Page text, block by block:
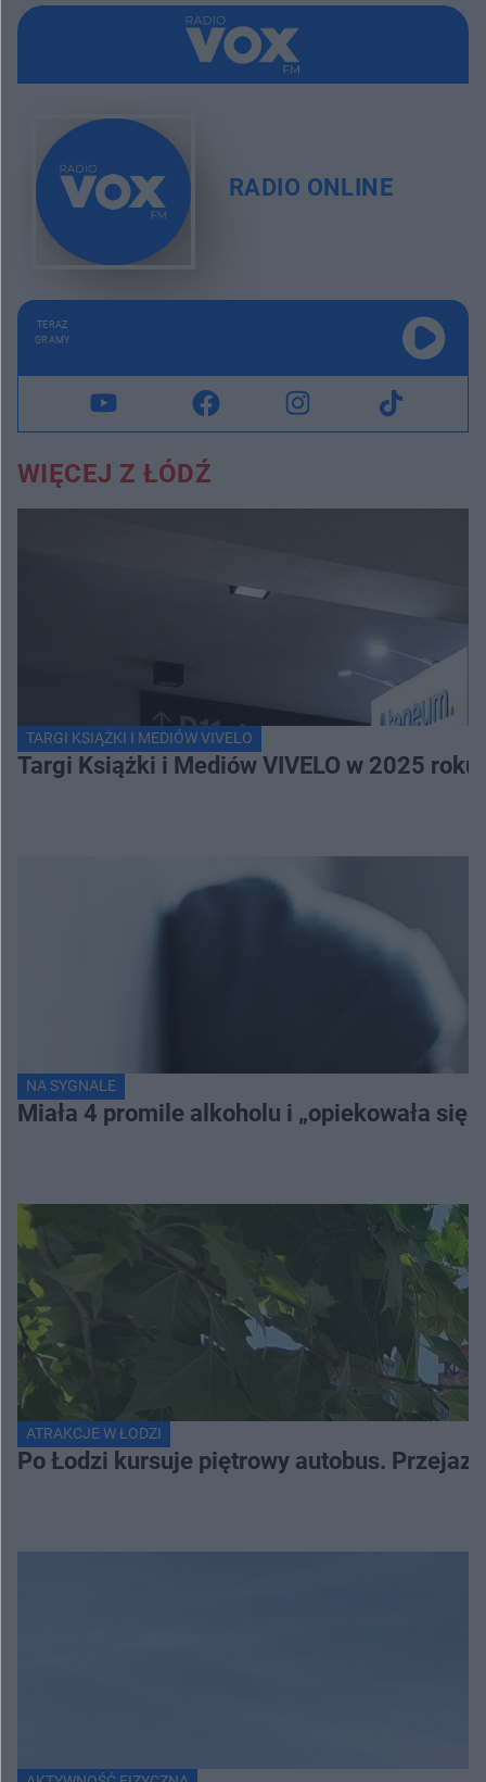
RADIO ONLINE
TERAZ
GRAMY
WIĘCEJ Z ŁÓDŹ
TARGI KSIĄŻKI I MEDIÓW VIVELO
Targi Książki i Mediów VIVELO w 2025 roku
NA SYGNALE
Miała 4 promile alkoholu i „opiekowała
ATRAKCJE W ŁODZI
Po Łodzi kursuje piętrowy autobus.